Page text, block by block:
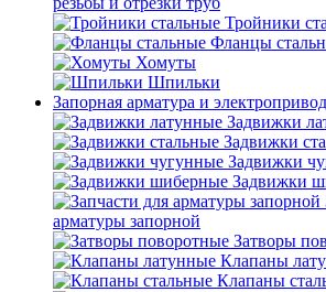
Тройники
Фланцы
Хомуты
Шпильки
Запорная арматура и
Задвижки
Задвижки
Задвижки
Задвижки
арматуры запорной
Затворы
Клапаны
Клапаны